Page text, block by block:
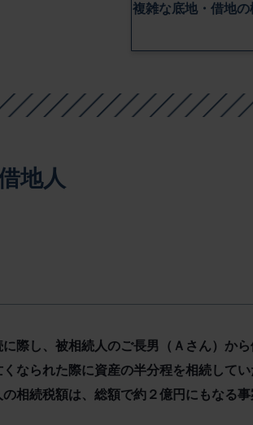
複雑な底地・借地
地人
際し、被相続人のご長男（Ａさん）か
なられた際に資産の半分程を相続して
相続税額は、総額で約２億円にもなる事